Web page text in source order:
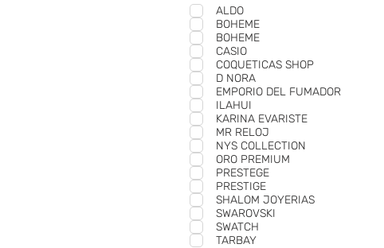
ALDO
BOHEME
BOHEME
CASIO
COQUETICAS SHOP
D NORA
EMPORIO DEL FUMADOR
ILAHUI
KARINA EVARISTE
MR RELOJ
NYS COLLECTION
ORO PREMIUM
PRESTEGE
PRESTIGE
SHALOM JOYERIAS
SWAROVSKI
SWATCH
TARBAY